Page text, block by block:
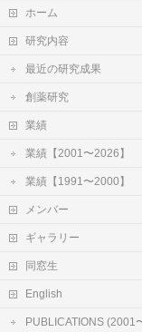
ホーム
研究内容
最近の研究成果
創薬研究
業績
業績【2001〜2026】
業績【1991〜2000】
メンバー
ギャラリー
同窓生
English
PUBLICATIONS (2001